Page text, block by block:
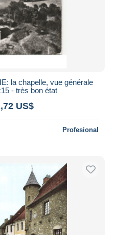
la chapelle, vue générale
- très bon état
US$
Profesional